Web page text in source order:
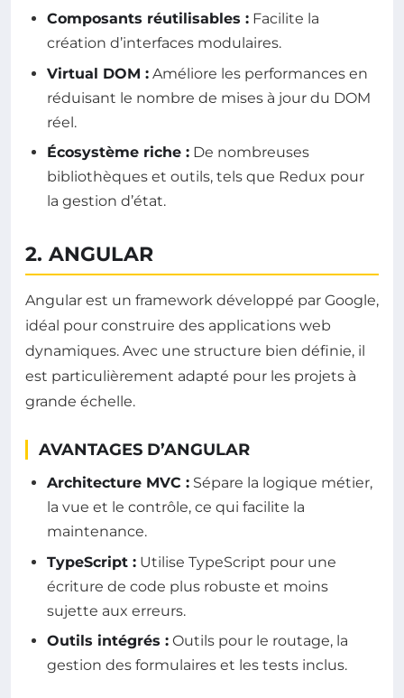
Composants réutilisables : Facilite la
création d’interfaces modulaires.
Virtual DOM : Améliore les performances en
réduisant le nombre de mises à jour du DOM
réel.
Écosystème riche : De nombreuses
bibliothèques et outils, tels que Redux pour
la gestion d’état.
2. ANGULAR
Angular est un framework développé par Google,
idéal pour construire des applications web
dynamiques. Avec une structure bien définie, il
est particulièrement adapté pour les projets à
grande échelle.
AVANTAGES D’ANGULAR
Architecture MVC : Sépare la logique métier,
la vue et le contrôle, ce qui facilite la
maintenance.
TypeScript : Utilise TypeScript pour une
écriture de code plus robuste et moins
sujette aux erreurs.
Outils intégrés : Outils pour le routage, la
gestion des formulaires et les tests inclus.